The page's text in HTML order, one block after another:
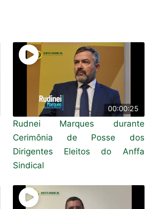
00:00:25
Rudnei Marques durante
Cerimônia de Posse dos
Dirigentes Eleitos do Anffa
Sindical